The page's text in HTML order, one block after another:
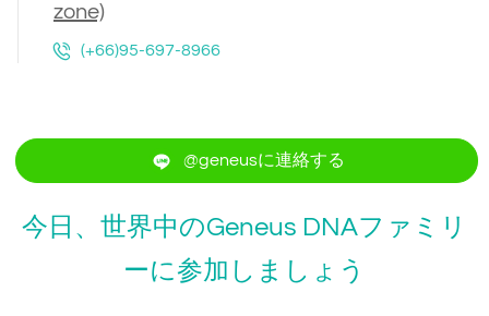
zone)
(+66)95-697-8966
@geneusに連絡する
今日、世界中のGeneus DNAファミリ
ーに参加しましょう